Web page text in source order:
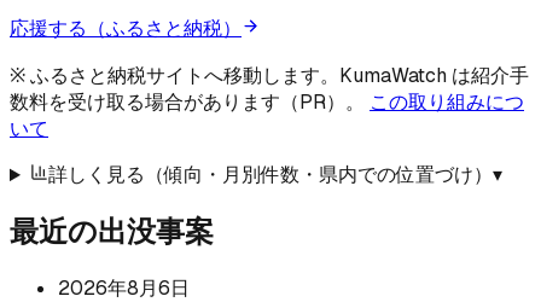
応援する（ふるさと納税）
※ ふるさと納税サイトへ移動します。KumaWatch は紹介手
数料を受け取る場合があります（PR）。
この取り組みにつ
いて
詳しく見る（傾向・月別件数・県内での位置づけ） ▾
最近の出没事案
2026年8月6日